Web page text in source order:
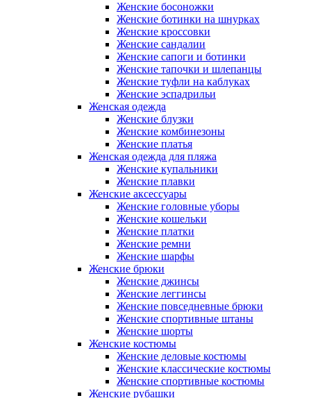
Женские босоножки
Женские ботинки на шнурках
Женские кроссовки
Женские сандалии
Женские сапоги и ботинки
Женские тапочки и шлепанцы
Женские туфли на каблуках
Женские эспадрильи
Женская одежда
Женские блузки
Женские комбинезоны
Женские платья
Женская одежда для пляжа
Женские купальники
Женские плавки
Женские аксессуары
Женские головные уборы
Женские кошельки
Женские платки
Женские ремни
Женские шарфы
Женские брюки
Женские джинсы
Женские леггинсы
Женские повседневные брюки
Женские спортивные штаны
Женские шорты
Женские костюмы
Женские деловые костюмы
Женские классические костюмы
Женские спортивные костюмы
Женские рубашки